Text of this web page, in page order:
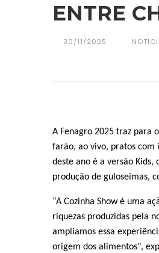
ENTRE
30/11/2025
A Fenagro 2025 traz para
farão, ao vivo, pratos com
deste ano é a versão
produção de guloseimas,
“A Cozinha Show é uma
riquezas produzidas pela
ampliamos essa
origem dos alimentos",